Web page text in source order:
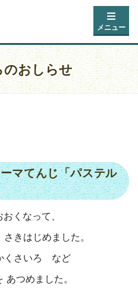
メニュー
のおしらせ
マてんじ「パステル
くなって、
はじめました。
くさいろ など
つめました。